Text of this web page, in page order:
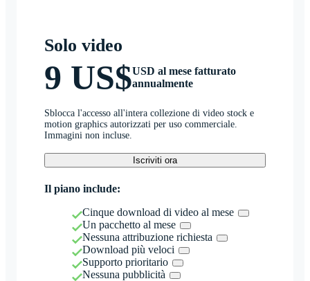
Solo video
9 US$USD al mese fatturato
annualmente
Sblocca l'accesso all'intera collezione di video stock e
motion graphics autorizzati per uso commerciale.
Immagini non incluse.
Iscriviti ora
Il piano include:
Cinque download di video al mese
Un pacchetto al mese
Nessuna attribuzione richiesta
Download più veloci
Supporto prioritario
Nessuna pubblicità